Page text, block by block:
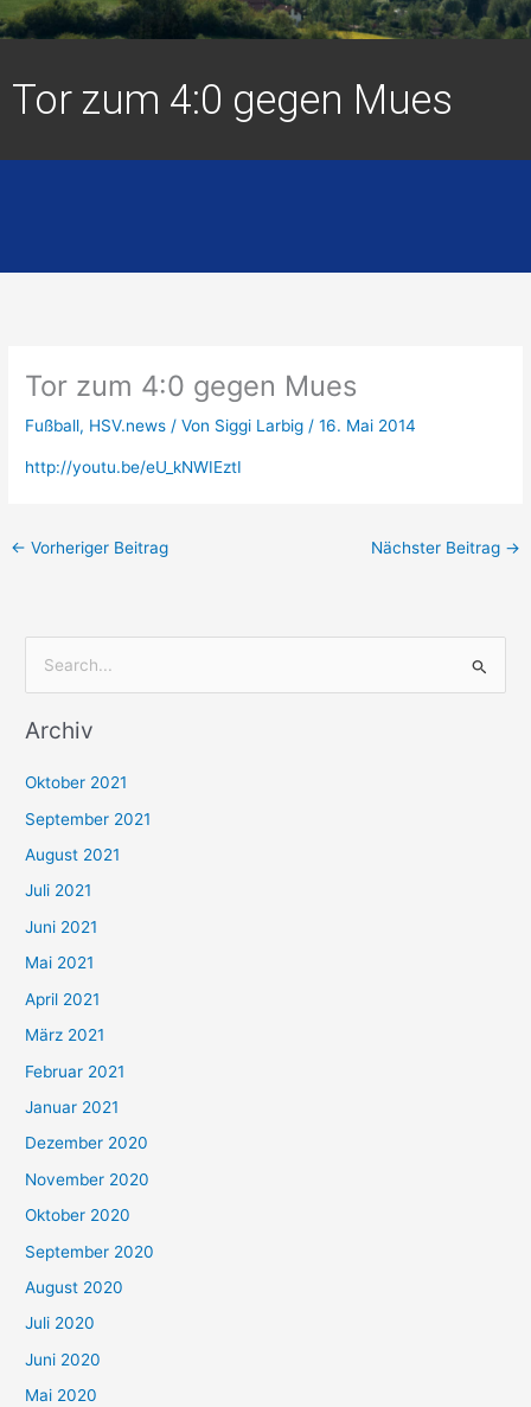
Tor zum 4:0 gegen Mues
Tor zum 4:0 gegen Mues
Fußball, HSV.news / Von Siggi Larbig/16. Mai 2014
http://youtu.be/eU_kNWIEztI
← Vorheriger Beitrag Nächster Beitrag →
c
n
n
a
c
h
:
Archiv
Oktober 2021
September 2021
August 2021
Juli 2021
Juni 2021
Mai 2021
April 2021
März 2021
Februar 2021
Januar 2021
Dezember 2020
November 2020
Oktober 2020
September 2020
August 2020
Juli 2020
Juni 2020
Mai 2020